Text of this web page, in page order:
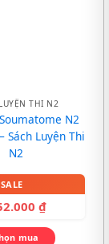
THI N2
N2
Sách Luyện Thi
N2
₫
mua